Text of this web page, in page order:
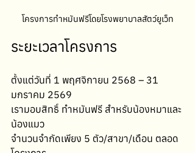
โครงการทำหมันฟรีโดยโรงพยาบาลสัตว์ยูเว็ท
ระยะเวลาโครงการ
ตั้งแต่วันที่ 1 พฤศจิกายน 2568 – 31
มกราคม 2569
เรามอบสิทธิ์ ทำหมันฟรี สำหรับน้องหมาและ
น้องแมว
จำนวนจำกัดเพียง 5 ตัว/สาขา/เดือน ตลอด